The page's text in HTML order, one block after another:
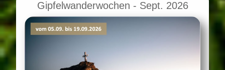
Gipfelwanderwochen - Sept. 2026